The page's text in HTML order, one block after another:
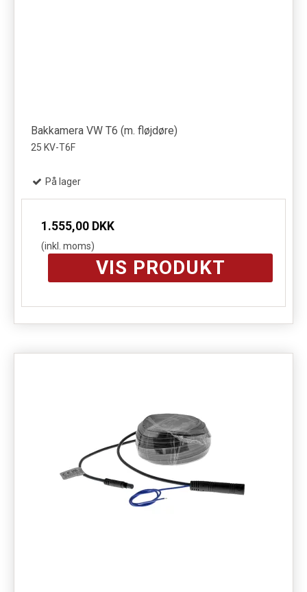
Bakkamera VW T6 (m. fløjdøre)
25 KV-T6F
På lager
1.555,00 DKK
(inkl. moms)
VIS PRODUKT